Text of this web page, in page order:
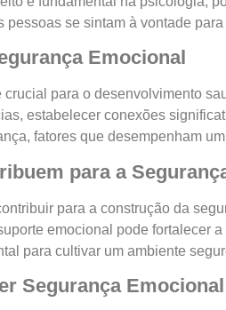
pessoas se sintam à vontade
Emocional
para o desenvolvimento
estabelecer conexões
fatores que desempenham
para a
para a construção da
emocional pode fortalecer
para cultivar um ambiente
Segurança Emocional